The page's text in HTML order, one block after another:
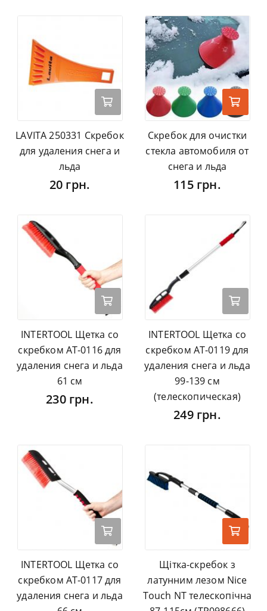
LAVITA 250331 Скребок
для удаления снега и
льда
20 грн.
Cкребок для очистки
стекла автомобиля от
снега и льда
115 грн.
INTERTOOL Щетка со
скребком AT-0116 для
удаления снега и льда
61 см
230 грн.
INTERTOOL Щетка со
скребком AT-0119 для
удаления снега и льда
99-139 см
(телескопическая)
249 грн.
INTERTOOL Щетка со
скребком AT-0117 для
удаления снега и льда
Щітка-скребок з
латунним лезом Nice
Touch NT телескопічна